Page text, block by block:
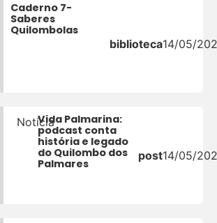
Caderno 7-
Saberes
Quilombolas
biblioteca14/05/
NotíciaVida Palmarina:
podcast conta
história e legado
do Quilombo dos
Palmares
post14/05/